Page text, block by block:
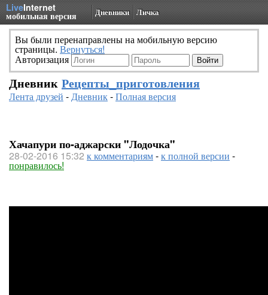
LiveInternet
мобильная версия Дневники Личка
Вы были перенаправлены на мобильную версию
страницы. Вернуться!
Авторизация
Дневник Рецепты_приготовления
Лента друзей -Дневник-Полная версия
Хачапури по-аджарски "Лодочка"
28-02-2016 15:32 к комментариям-к полной версии -
понравилось!